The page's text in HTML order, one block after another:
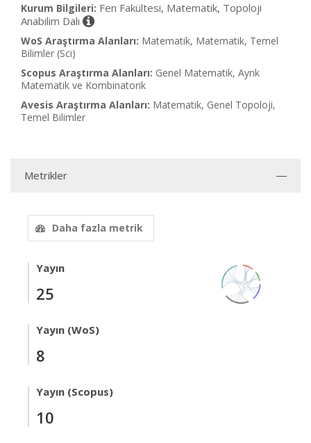
Kurum Bilgileri: Fen Fakültesi, Matematik, Topoloji
Anabilim Dalı
WoS Araştırma Alanları: Matematik, Matematik, Temel
Bilimler (Sci)
Scopus Araştırma Alanları: Genel Matematik, Ayrık
Matematik ve Kombinatorik
Avesis Araştırma Alanları: Matematik, Genel Topoloji,
Temel Bilimler
Metrikler
Daha fazla metrik
Yayın
25
Yayın (WoS)
8
Yayın (Scopus)
10